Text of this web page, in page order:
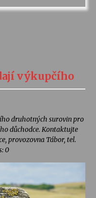
výkupčího
druhotných surovin pro
důchodce. Kontaktujte
provozovna Tábor, tel.
0